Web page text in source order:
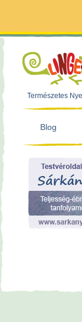
Természetes
Blog